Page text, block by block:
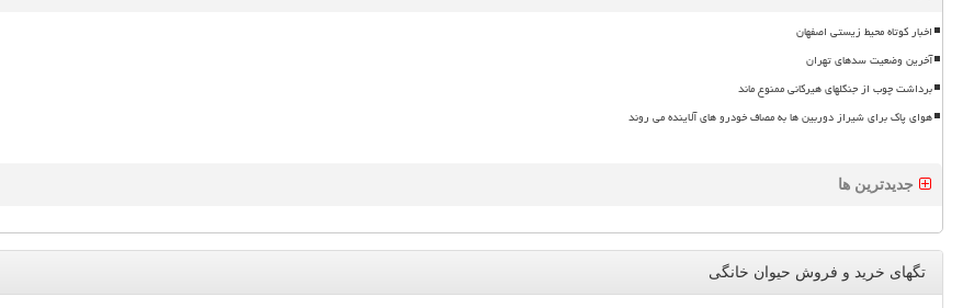
اخبار کوتاه محیط زیستی اصفهان
آخرین وضعیت سدهای تهران
برداشت چوب از جنگلهای هیرکانی ممنوع ماند
هوای پاک برای شیراز دوربین ها به مصاف خودرو های آلاینده می روند
جدیدترین ها
تگهای خرید و فروش حیوان خانگی